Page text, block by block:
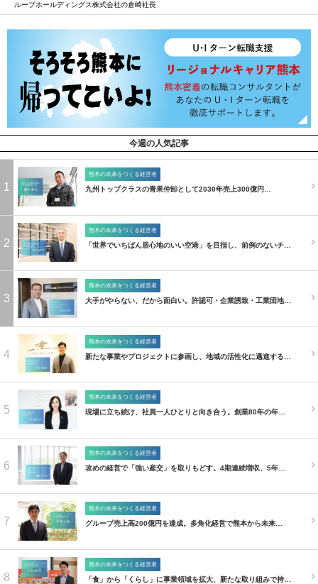
ループホールディングス株式会社の倉崎社長
今週の人気記事
1
熊本の未来をつくる経営者
九州トップクラスの青果仲卸として2030年売上300億円…
2
熊本の未来をつくる経営者
「世界でいちばん居心地のいい空港」を目指し、前例のないチ…
3
熊本の未来をつくる経営者
大手がやらない、だから面白い。許認可・企業誘致・工業団地…
4
熊本の未来をつくる経営者
新たな事業やプロジェクトに参画し、地域の活性化に邁進する…
5
熊本の未来をつくる経営者
現場に立ち続け、社員一人ひとりと向き合う。創業80年の年…
6
熊本の未来をつくる経営者
攻めの経営で「強い産交」を取りもどす。4期連続増収、5年…
7
熊本の未来をつくる経営者
グループ売上高200億円を達成。多角化経営で熊本から未来…
8
熊本の未来をつくる経営者
「食」から「くらし」に事業領域を拡大、新たな取り組みで持…